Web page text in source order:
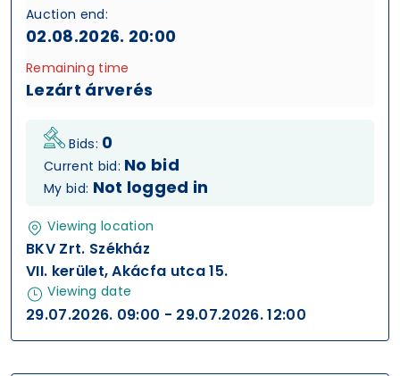
Auction end:
02.08.2026. 20:00
Remaining time
Lezárt árverés
Bids: 0
Current bid: No bid
My bid: Not logged in
Viewing location
BKV Zrt. Székház
VII. kerület, Akácfa utca 15.
Viewing date
29.07.2026. 09:00 - 29.07.2026. 12:00